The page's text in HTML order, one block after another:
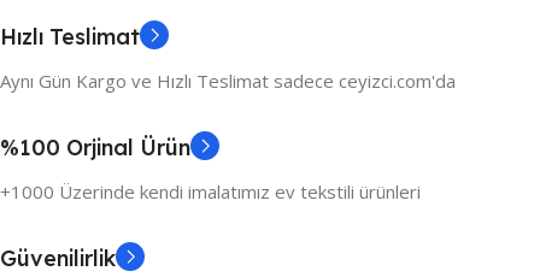
Hızlı Teslimat
Aynı Gün Kargo ve Hızlı Teslimat sadece ceyizci.com'da
%100 Orjinal Ürün
+1000 Üzerinde kendi imalatımız ev tekstili ürünleri
Güvenilirlik